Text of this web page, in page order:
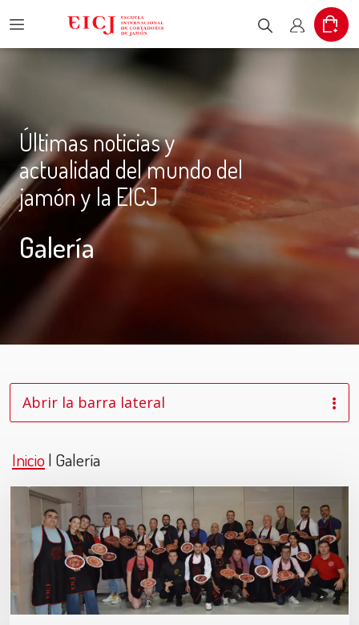
Menu
Escribe el
Mi
Cart
Últimas noticias y
actualidad del mundo del
jamón y la EICJ
Galería
Inicio| Galería
Abrir la barra lateral